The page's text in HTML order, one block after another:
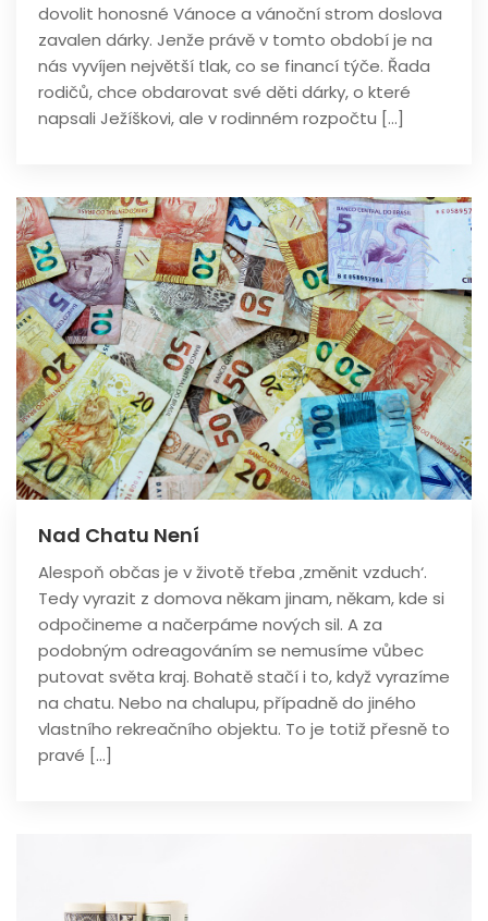
dovolit honosné Vánoce a vánoční strom doslova
zavalen dárky. Jenže právě v tomto období je na
nás vyvíjen největší tlak, co se financí týče. Řada
rodičů, chce obdarovat své děti dárky, o které
napsali Ježíškovi, ale v rodinném rozpočtu […]
Nad Chatu Není
Alespoň občas je v životě třeba ‚změnit vzduch‘.
Tedy vyrazit z domova někam jinam, někam, kde si
odpočineme a načerpáme nových sil. A za
podobným odreagováním se nemusíme vůbec
putovat světa kraj. Bohatě stačí i to, když vyrazíme
na chatu. Nebo na chalupu, případně do jiného
vlastního rekreačního objektu. To je totiž přesně to
pravé […]